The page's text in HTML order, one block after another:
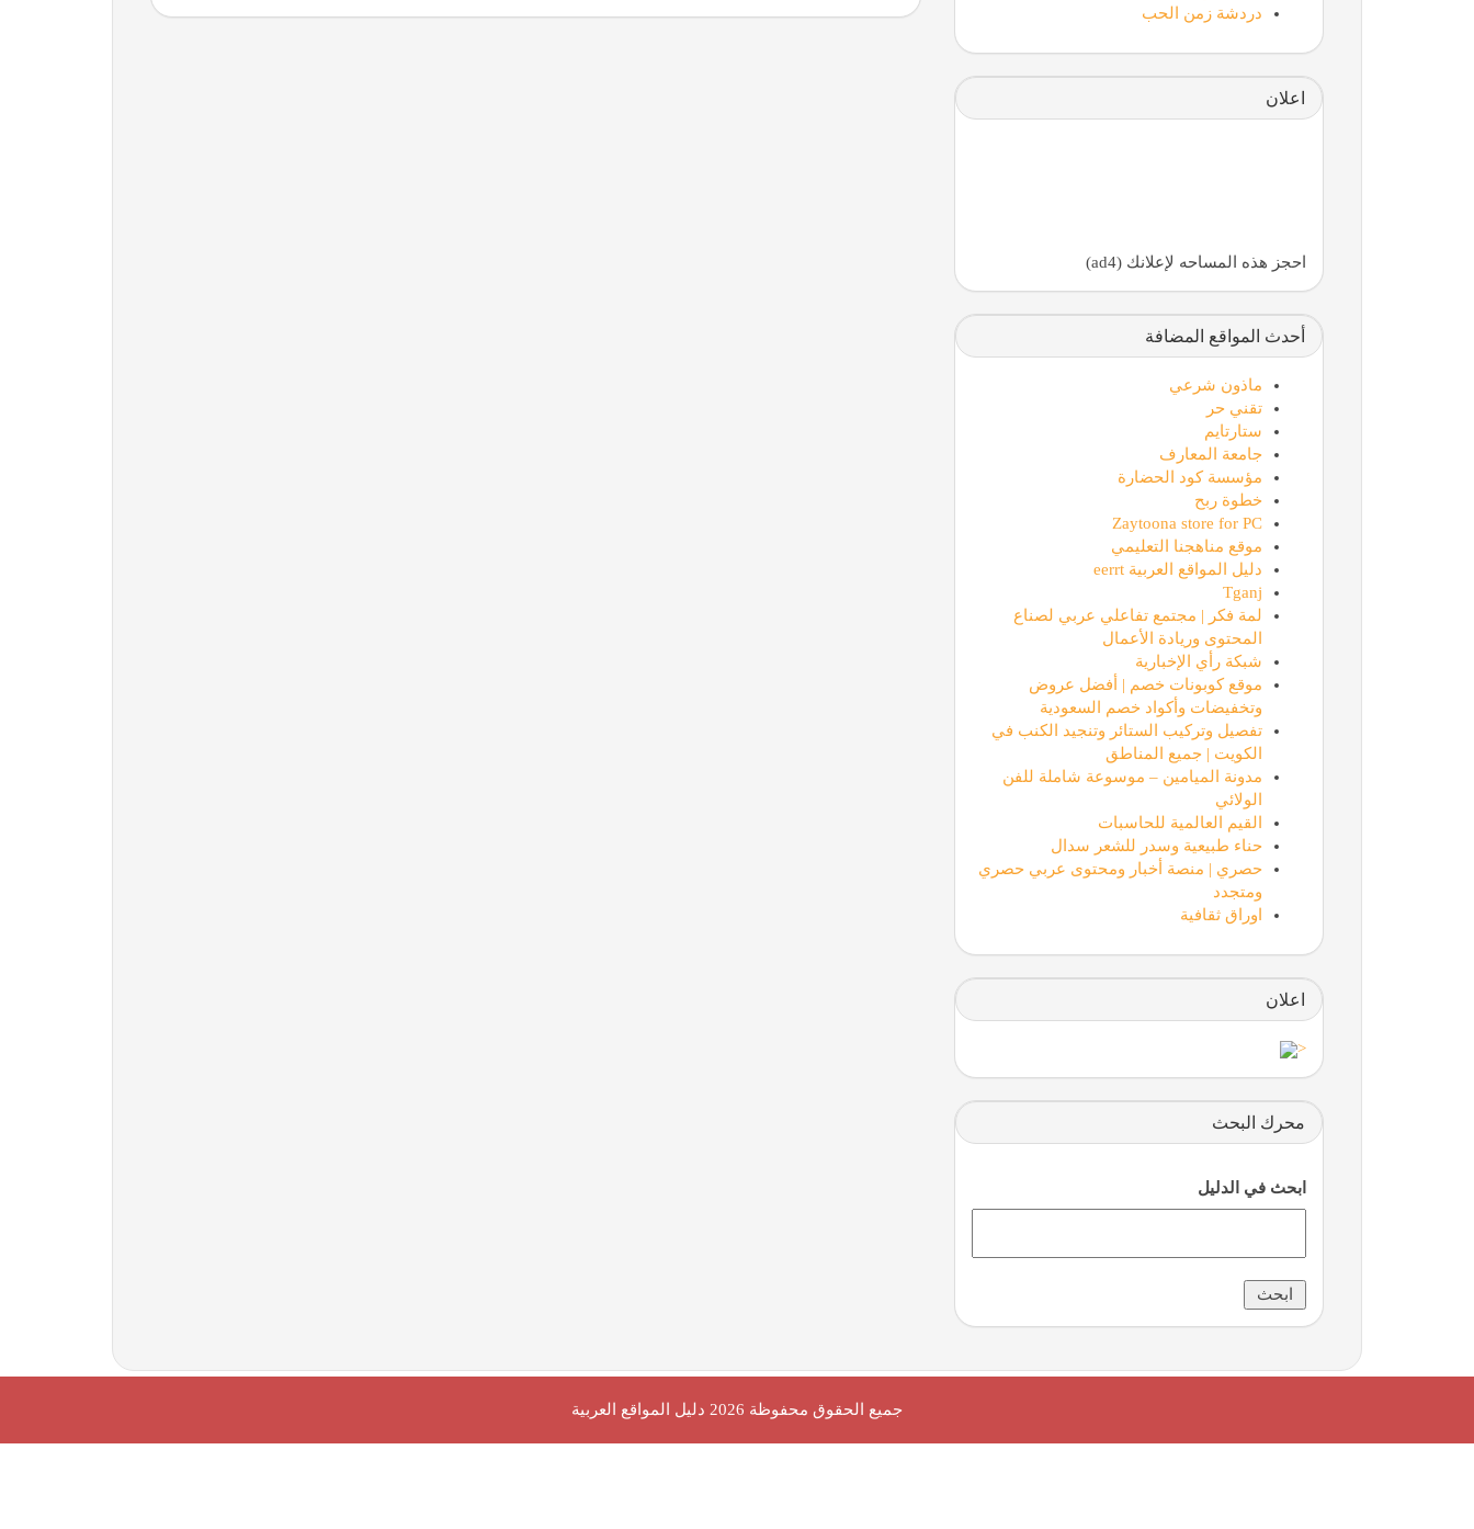
دردشة زمن الحب
اعلان
احجز هذه المساحه لإعلانك (ad4)
أحدث المواقع المضافة
ماذون شرعي
تقني حر
ستارتايم
جامعة المعارف
مؤسسة كود الحضارة
خطوة ربح
Zaytoona store for PC
موقع مناهجنا التعليمي
دليل المواقع العربية eerrt
Tganj
لمة فكر | مجتمع تفاعلي عربي لصناع
المحتوى وريادة الأعمال
شبكة رأي الإخبارية
موقع كوبونات خصم | أفضل عروض
وتخفيضات وأكواد خصم السعودية
تفصيل وتركيب الستائر وتنجيد الكنب في
الكويت | جميع المناطق
مدونة الميامين – موسوعة شاملة للفن
الولائي
القيم العالمية للحاسبات
حناء طبيعية وسدر للشعر سدال
حصري | منصة أخبار ومحتوى عربي حصري
ومتجدد
اوراق ثقافية
اعلان
<
محرك البحث
ابحث في الدليل
جميع الحقوق محفوظة 2026 دليل المواقع العربية